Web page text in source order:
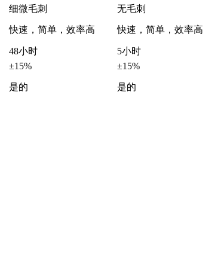
细微毛刺 无毛刺
快速，简单，效率高 快速，简单，效率高
48小时
5小时
±15%
±15%
是的 是的